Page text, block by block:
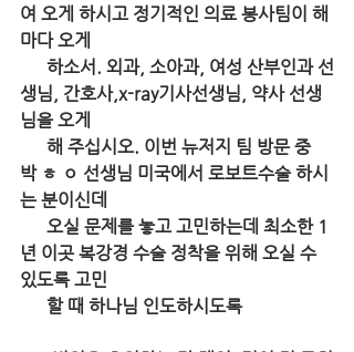
여 오게 하시고 정기적인 의료 봉사팀이 해
마다 오게
생님, 간호사,x-ray기사선생님, 약사 선생
님을 오게
박 ㅎ ㅇ 선생님 미국에서 로보트수술 하시
는 분이신데
년 이곳 복강경 수술 정착을 위해 오실 수
있도록 고민
      할 때 하나님 인도하시도록